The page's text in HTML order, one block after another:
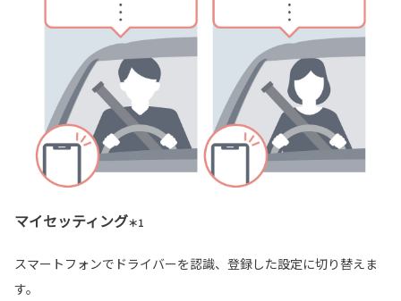
マイセッティング＊1
スマートフォンでドライバーを認識、登録した設定に切り替えま
す。